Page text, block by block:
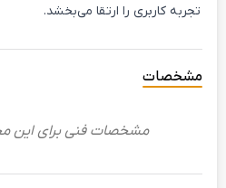
تجربه کاربری را ارتقا می‌بخشد.
مشخصات
مشخصات فنی برای این